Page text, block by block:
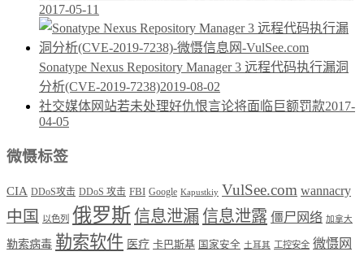
2017-05-11
Sonatype Nexus Repository Manager 3 远程代码执行漏洞
分析(CVE-2019-7238)2019-08-02
社交媒体网站若未处理好仇恨言论将面临巨额罚款2017-
04-05
微慑标签
CIA DDoS攻击 DDoS 攻击 FBI Google Kapustkiy VulSee.com wannacry
中国 以色列 俄罗斯信息泄漏信息泄露 僵尸网络 加拿大
勒索病毒 勒索软件 医疗 卡巴斯基 国家安全 土耳其 工控安全 微慑网